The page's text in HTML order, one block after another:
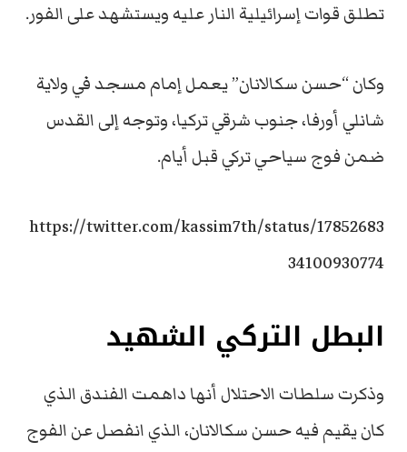
تطلق قوات إسرائيلية النار عليه ويستشهد على الفور.
وكان “حسن سكالانان” يعمل إمام مسجد في ولاية
شانلي أورفا، جنوب شرقي تركيا، وتوجه إلى القدس
ضمن فوج سياحي تركي قبل أيام.
https://twitter.com/kassim7th/status/17852683
34100930774
البطل التركي الشهيد
وذكرت سلطات الاحتلال أنها داهمت الفندق الذي
كان يقيم فيه حسن سكالانان، الذي انفصل عن الفوج